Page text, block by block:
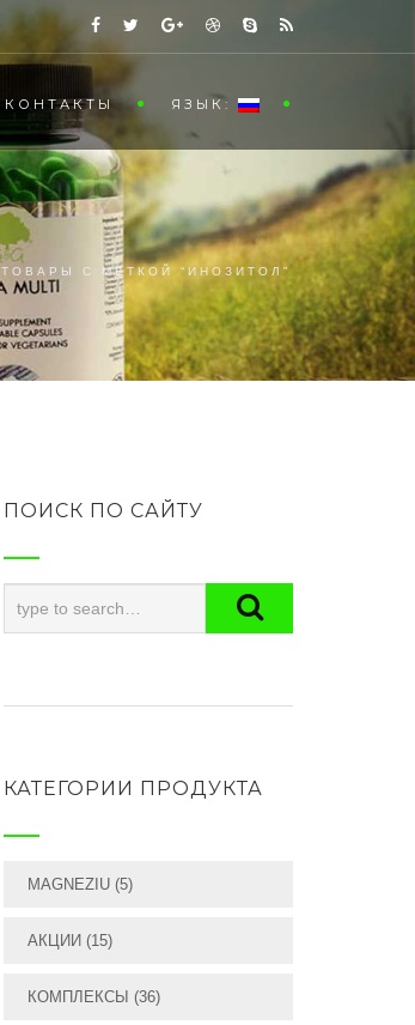
КОНТАКТЫ ЯЗЫК:
ТОВАРЫ С МЕТКОЙ “ИНОЗИТОЛ”
ПОИСК ПО САЙТУ
КАТЕГОРИИ ПРОДУКТА
MAGNEZIU (5)
АКЦИИ (15)
КОМПЛЕКСЫ (36)